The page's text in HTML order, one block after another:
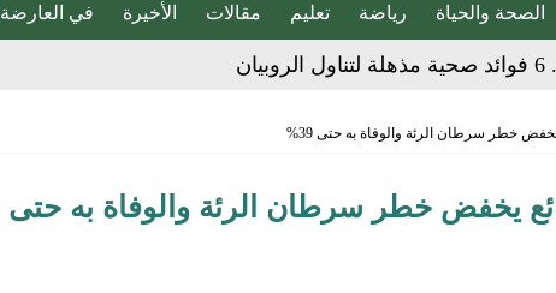
الصحة والحياة رياضة تعليم مقالات الأخيرة في العارضة
خطر سرطان الرئة والوفاة به حتى 39%
يخفض خطر سرطان الرئة والوفاة به حتى